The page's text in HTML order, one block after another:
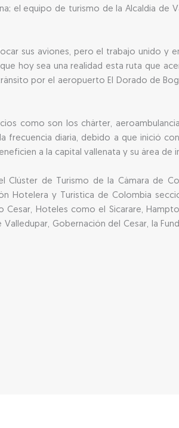
el equipo de turismo de la Alcaldía de
sus aviones, pero el trabajo unido y
hoy sea una realidad esta ruta que
por el aeropuerto El Dorado de
como son los chárter,
frecuencia diaria, debido a que inició
a la capital vallenata y su área de
de Turismo de la Cámara de
Hotelera y Turística de Colombia
Hoteles como el Sicarare,
Gobernación del Cesar, la